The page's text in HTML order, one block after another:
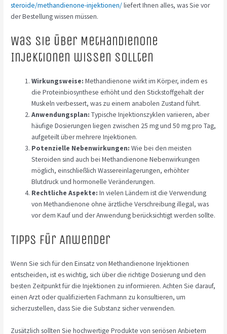
steroide/methandienone-injektionen/liefert Ihnen alles, was Sie vor
der Bestellung wissen müssen.
Was Sie über Methandienone
Injektionen wissen sollten
Wirkungsweise: Methandienone wirkt im Körper, indem es
die Proteinbiosynthese erhöht und den Stickstoffgehalt der
Muskeln verbessert, was zu einem anabolen Zustand führt.
Anwendungsplan: Typische Injektionszyklen variieren, aber
häufige Dosierungen liegen zwischen 25 mg und 50 mg pro Tag,
aufgeteilt über mehrere Injektionen.
Potenzielle Nebenwirkungen: Wie bei den meisten
Steroiden sind auch bei Methandienone Nebenwirkungen
möglich, einschließlich Wassereinlagerungen, erhöhter
Blutdruck und hormonelle Veränderungen.
Rechtliche Aspekte: In vielen Ländern ist die Verwendung
von Methandienone ohne ärztliche Verschreibung illegal, was
vor dem Kauf und der Anwendung berücksichtigt werden sollte.
Tipps für Anwender
Wenn Sie sich für den Einsatz von Methandienone Injektionen
entscheiden, ist es wichtig, sich über die richtige Dosierung und den
besten Zeitpunkt für die Injektionen zu informieren. Achten Sie darauf,
einen Arzt oder qualifizierten Fachmann zu konsultieren, um
sicherzustellen, dass Sie die Substanz sicher verwenden.
Zusätzlich sollten Sie hochwertige Produkte von seriösen Anbietern